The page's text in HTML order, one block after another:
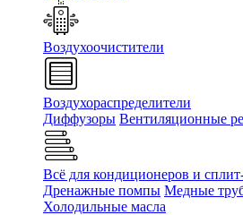
Воздухоочистители
Воздухораспределители
Диффузоры Вентиляционные
Всё для кондиционеров и
Дренажные помпы Медные
Холодильные масла